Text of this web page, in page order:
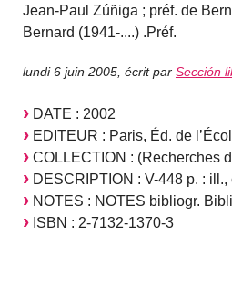
Jean-Paul Zúñiga ; préf. de
Bernard (1941-....) .Préf.
lundi 6 juin 2005 écrit par Sección
DATE : 2002
EDITEUR : Paris, Éd. de
COLLECTION : (Recherches
DESCRIPTION : V-448 p. : ill.,
NOTES : NOTES bibliogr.
ISBN : 2-7132-1370-3